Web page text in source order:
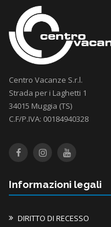
Centro Vacanze S.r.l.
Strada per i Laghetti 1
34015 Muggia (TS)
C.F/P.IVA: 00184940328
Informazioni legali
DIRITTO DI RECESSO